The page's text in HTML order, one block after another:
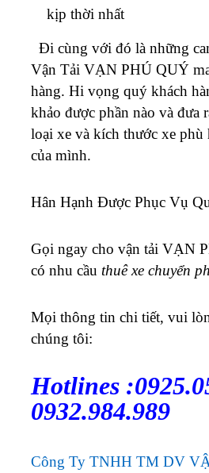
kịp thời nhất
Đi cùng với đó là những
Vận Tải VẠN PHÚ QUÝ
hàng. Hi vọng quý khách
khảo được phần nào và đưa
loại xe và kích thước xe phù
của mình.
Hân Hạnh Được Phục Vụ
Gọi ngay cho vận tải VẠN
có nhu cầu thuê xe chuyển
Mọi thông tin chi tiết, vui
chúng tôi:
Hotlines
0932.984.989
Công Ty TNHH TM DV